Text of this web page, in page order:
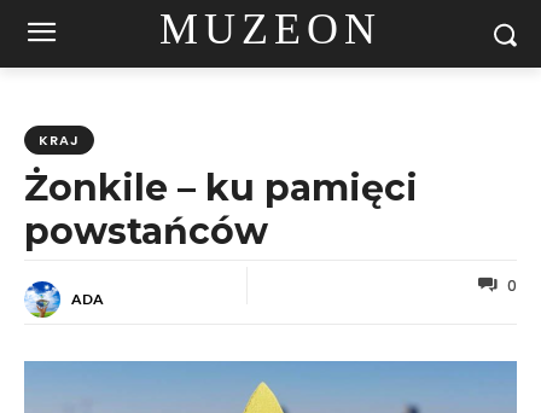
MUZEON
KRAJ
Żonkile – ku pamięci
powstańców
ADA
0